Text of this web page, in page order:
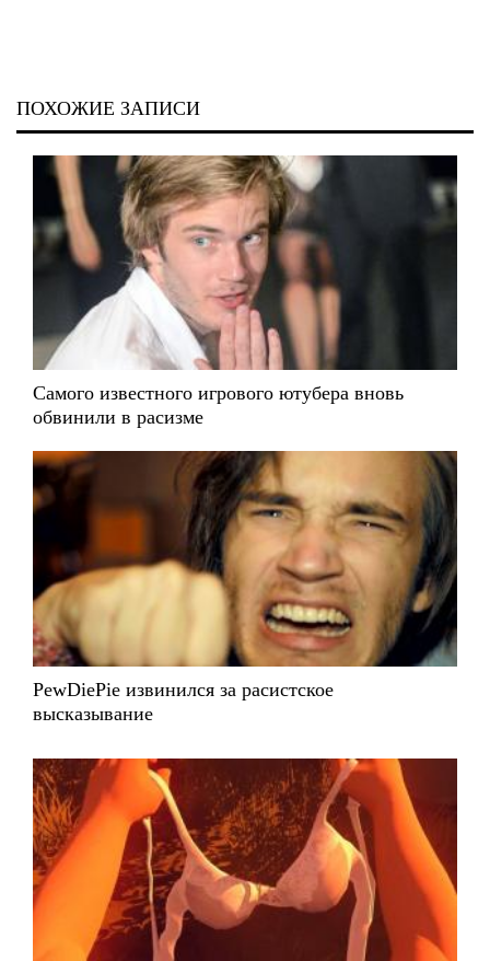
ПОХОЖИЕ ЗАПИСИ
Самого известного игрового ютубера вновь
обвинили в расизме
PewDiePie извинился за расистское
высказывание